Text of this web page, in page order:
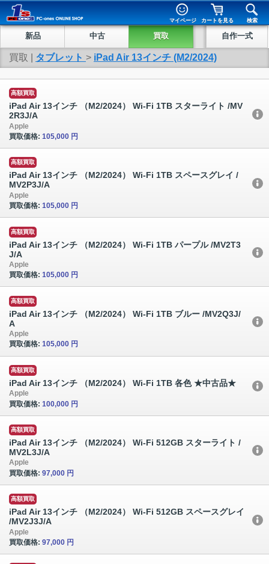
マイページ カートを見る 検索
新品 中古 買取 自作一式
買取 | タブレット > iPad Air 13インチ (M2/2024)
高額買取
iPad Air 13インチ （M2/2024） Wi-Fi 1TB スターライト /MV
2R3J/A
Apple
買取価格: 105,000 円
高額買取
iPad Air 13インチ （M2/2024） Wi-Fi 1TB スペースグレイ /
MV2P3J/A
Apple
買取価格: 105,000 円
高額買取
iPad Air 13インチ （M2/2024） Wi-Fi 1TB パープル /MV2T3
J/A
Apple
買取価格: 105,000 円
高額買取
iPad Air 13インチ （M2/2024） Wi-Fi 1TB ブルー /MV2Q3J/
A
Apple
買取価格: 105,000 円
高額買取
iPad Air 13インチ （M2/2024） Wi-Fi 1TB 各色 ★中古品★
Apple
買取価格: 100,000 円
高額買取
iPad Air 13インチ （M2/2024） Wi-Fi 512GB スターライト /
MV2L3J/A
Apple
買取価格: 97,000 円
高額買取
iPad Air 13インチ （M2/2024） Wi-Fi 512GB スペースグレイ
/MV2J3J/A
Apple
買取価格: 97,000 円